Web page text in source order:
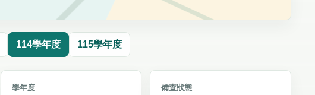
114學年度 115學年度
學年度 備查狀態